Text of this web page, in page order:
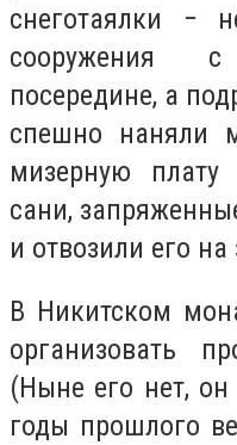
снеготаялки −
сооружения
посередине, а
спешно наняли
мизерную
сани,
и отвозили его
В Никитском
организовать
(Ныне его нет,
годы прошлого